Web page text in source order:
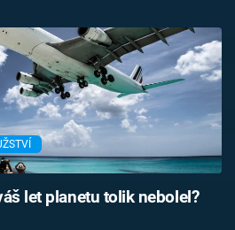
let planetu tolik nebolel?